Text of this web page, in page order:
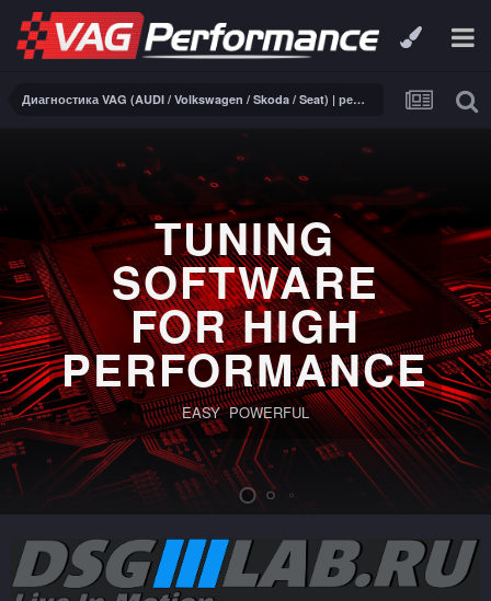
Диагностика VAG (AUDI / Volkswagen / Skoda / Seat) | ремонт электроники
TUNING
SOFTWARE
FOR HIGH
PERFORMANCE
EASY POWERFUL